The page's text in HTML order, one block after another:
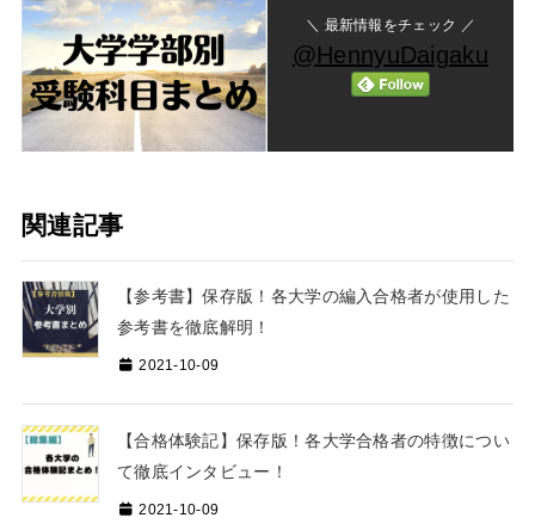
＼ 最新情報をチェック ／
@HennyuDaigaku
関連記事
【参考書】保存版！各大学の編入合格者が使用した
参考書を徹底解明！
2021-10-09
【合格体験記】保存版！各大学合格者の特徴につい
て徹底インタビュー！
2021-10-09